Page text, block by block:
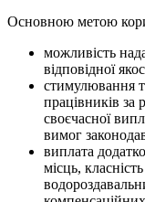
Основною метою
можливість
відповідної
стимулювання
працівників за
своєчасної
вимог
виплата
місць,